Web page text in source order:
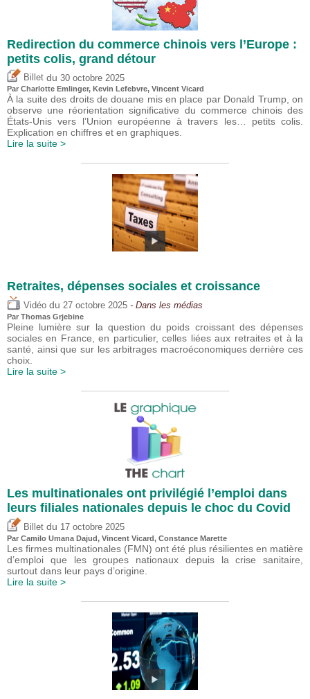
Redirection du commerce chinois vers l’Europe :
petits colis, grand détour
Billet du 30 octobre 2025
Par Charlotte Emlinger, Kevin Lefebvre, Vincent Vicard
À la suite des droits de douane mis en place par Donald Trump, on
observe une réorientation significative du commerce chinois des
États-Unis vers l’Union européenne à travers les… petits colis.
Explication en chiffres et en graphiques.
Lire la suite >
Retraites, dépenses sociales et croissance
Vidéo du 27 octobre 2025 - Dans les médias
Par Thomas Grjebine
Pleine lumière sur la question du poids croissant des dépenses
sociales en France, en particulier, celles liées aux retraites et à la
santé, ainsi que sur les arbitrages macroéconomiques derrière ces
choix.
Lire la suite >
Les multinationales ont privilégié l’emploi dans
leurs filiales nationales depuis le choc du Covid
Billet du 17 octobre 2025
Par Camilo Umana Dajud, Vincent Vicard, Constance Marette
Les firmes multinationales (FMN) ont été plus résilientes en matière
d’emploi que les groupes nationaux depuis la crise sanitaire,
surtout dans leur pays d’origine.
Lire la suite >